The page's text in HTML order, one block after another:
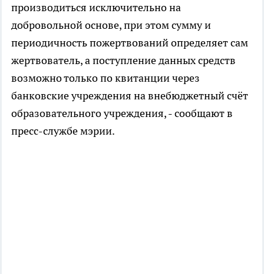
производиться исключительно на
добровольной основе, при этом сумму и
периодичность пожертвований определяет сам
жертвователь, а поступление данных средств
возможно только по квитанции через
банковские учреждения на внебюджетный счёт
образовательного учреждения, - сообщают в
пресс-службе мэрии.